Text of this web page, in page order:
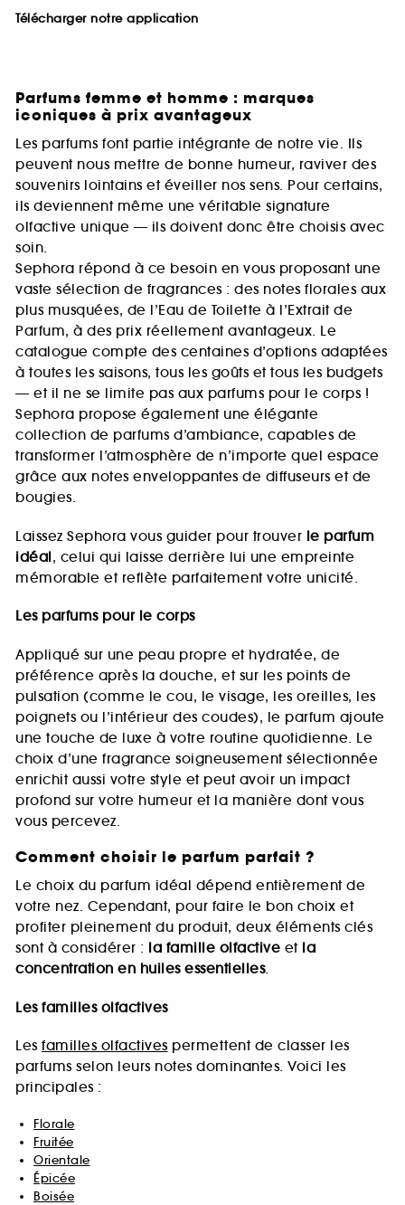
Télécharger notre application
Parfums femme et homme : marques
iconiques à prix avantageux
Les parfums font partie intégrante de notre vie. Ils
peuvent nous mettre de bonne humeur, raviver des
souvenirs lointains et éveiller nos sens. Pour certains,
ils deviennent même une véritable signature
olfactive unique — ils doivent donc être choisis avec
soin.
Sephora répond à ce besoin en vous proposant une
vaste sélection de fragrances : des notes florales aux
plus musquées, de l’Eau de Toilette à l’Extrait de
Parfum, à des prix réellement avantageux. Le
catalogue compte des centaines d’options adaptées
à toutes les saisons, tous les goûts et tous les budgets
— et il ne se limite pas aux parfums pour le corps !
Sephora propose également une élégante
collection de parfums d’ambiance, capables de
transformer l’atmosphère de n’importe quel espace
grâce aux notes enveloppantes de diffuseurs et de
bougies.
Laissez Sephora vous guider pour trouver le parfum
idéal, celui qui laisse derrière lui une empreinte
mémorable et reflète parfaitement votre unicité.
Les parfums pour le corps
Appliqué sur une peau propre et hydratée, de
préférence après la douche, et sur les points de
pulsation (comme le cou, le visage, les oreilles, les
poignets ou l’intérieur des coudes), le parfum ajoute
une touche de luxe à votre routine quotidienne. Le
choix d’une fragrance soigneusement sélectionnée
enrichit aussi votre style et peut avoir un impact
profond sur votre humeur et la manière dont vous
vous percevez.
Comment choisir le parfum parfait ?
Le choix du parfum idéal dépend entièrement de
votre nez. Cependant, pour faire le bon choix et
profiter pleinement du produit, deux éléments clés
sont à considérer : la famille olfactive et la
concentration en huiles essentielles.
Les familles olfactives
Les familles olfactives permettent de classer les
parfums selon leurs notes dominantes. Voici les
principales :
Florale
Fruitée
Orientale
Épicée
Boisée